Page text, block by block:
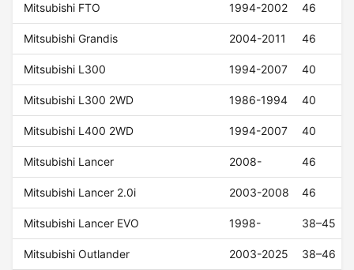
Mitsubishi FTO 1994-2002 46
Mitsubishi Grandis 2004-2011 46
Mitsubishi L300 1994-2007 40
Mitsubishi L300 2WD 1986-1994 40
Mitsubishi L400 2WD 1994-2007 40
Mitsubishi Lancer 2008- 46
Mitsubishi Lancer 2.0i 2003-2008 46
Mitsubishi Lancer EVO 1998- 38–45
Mitsubishi Outlander 2003-2025 38–46